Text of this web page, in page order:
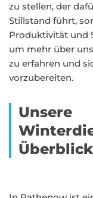
zu stellen, der
Stillstand führt,
Produktivität und
um mehr über
zu erfahren und
vorzubereiten.
Unsere
Überblick